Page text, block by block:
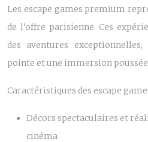
Les escape games premium
de l’offre parisienne. Ces
des aventures
pointe et une immersion poussée
Caractéristiques des escape
Décors spectaculaires et
cinéma